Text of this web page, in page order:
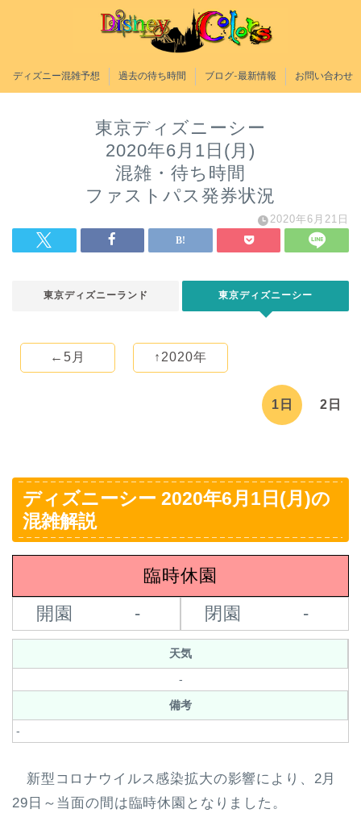
ディズニー混雑予想 過去の待ち時間 ブログ-最新情報 お問い合わせ
東京ディズニーシー
2020年6月1日(月)
混雑・待ち時間
ファストパス発券状況
2020年6月21日
東京ディズニーランド 東京ディズニーシー
←5月 ↑2020年
1日 2日
ディズニーシー 2020年6月1日(月)の
混雑解説
臨時休園
開園
- 閉園 -
天気
-
備考
-
新型コロナウイルス感染拡大の影響により、2月
29日～当面の間は臨時休園となりました。